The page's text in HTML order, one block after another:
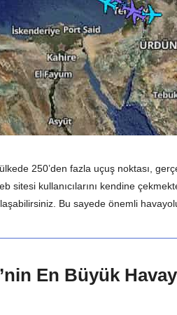
250’den fazla uçuş noktası,
sitesi kullanıcılarını kendine
Bu sayede önemli
En Büyük